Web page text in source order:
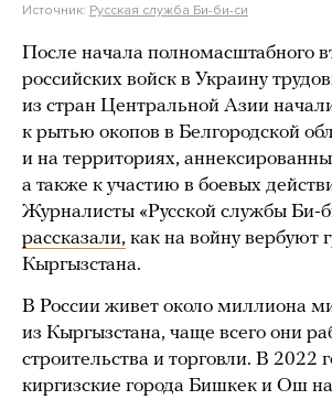
Источник: Русская служба Би-би-си
После начала полномасштабного
российских войск в Украину
из стран Центральной Азии
к рытью окопов в Белгородской
и на территориях,
а также к участию в боевых
Журналисты «Русской службы Би-
рассказали, как на войну вербуют
Кыргызстана.
В России живет около миллиона
из Кыргызстана, чаще всего они
строительства и торговли. В 2022
киргизские города Бишкек и Ош